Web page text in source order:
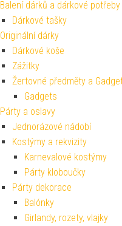
Balení dárků a dárkové potřeby
Dárkové tašky
Originální dárky
Dárkové koše
Zážitky
Žertovné předměty a
Gadgets
Párty a oslavy
Jednorázové nádobí
Kostýmy a rekvizity
Karnevalové kostýmy
Párty kloboučky
Párty dekorace
Balónky
Girlandy, rozety, vlajky